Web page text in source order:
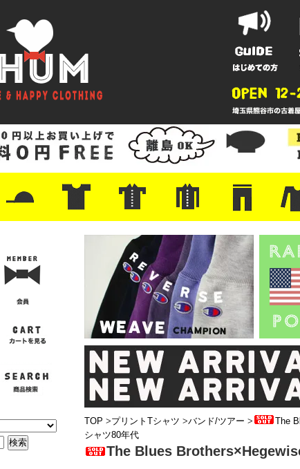
・レザーシューズ/スニーカー
・プリントTシャツ
・バンド/ツアー
・キャラクター
・Nike/adidas/スポーツ
・チャンピオン
・サーフ/スケート
・ボーダー/総柄/無地
・フットボール/リンガー
・タンクトップ/NBA・ポロシャツ
・半袖シャツ
・アロハ/サーフ/ボーリング
・ラルフ/ブランド
・無地/チェック/ストライプ
・ワーク/ミリタリー/ウエスタ
・ネル/ウール ・ショートパンツ
・アウトドア/グラミチ
・ジーンズ/ペインター
・Levi's RED
・ミリタリー/ワーク
・コーデュロイ/スタプレ
・コットン/スラックス/チ
・オーバーオール/つなぎ
・ジャージ/スウェット/ナ
ン
・セン
・ロン
TOP >プリントTシャツ >バンド/ツアー >
The
シャツ80年代
The Blues